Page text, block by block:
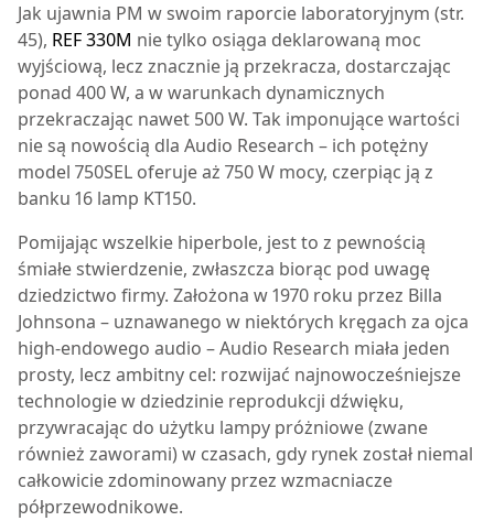
Jak ujawnia PM w swoim raporcie laboratoryjnym (str.
45), REF 330M nie tylko osiąga deklarowaną moc
wyjściową, lecz znacznie ją przekracza, dostarczając
ponad 400 W, a w warunkach dynamicznych
przekraczając nawet 500 W. Tak imponujące wartości
nie są nowością dla Audio Research – ich potężny
model 750SEL oferuje aż 750 W mocy, czerpiąc ją z
banku 16 lamp KT150.
Pomijając wszelkie hiperbole, jest to z pewnością
śmiałe stwierdzenie, zwłaszcza biorąc pod uwagę
dziedzictwo firmy. Założona w 1970 roku przez Billa
Johnsona – uznawanego w niektórych kręgach za ojca
high-endowego audio – Audio Research miała jeden
prosty, lecz ambitny cel: rozwijać najnowocześniejsze
technologie w dziedzinie reprodukcji dźwięku,
przywracając do użytku lampy próżniowe (zwane
również zaworami) w czasach, gdy rynek został niemal
całkowicie zdominowany przez wzmacniacze
półprzewodnikowe.